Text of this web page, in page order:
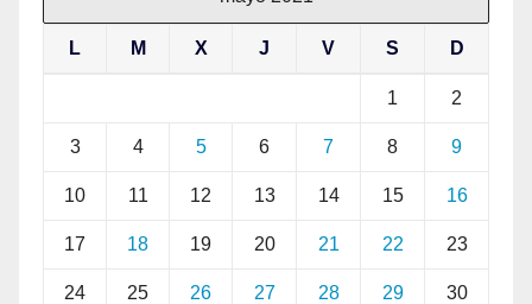
L M X J V S D
1 2
3 4 5 6 7 8 9
10 11 12 13 14 15 16
17 18 19 20 21 22 23
24 25 26 27 28 29 30